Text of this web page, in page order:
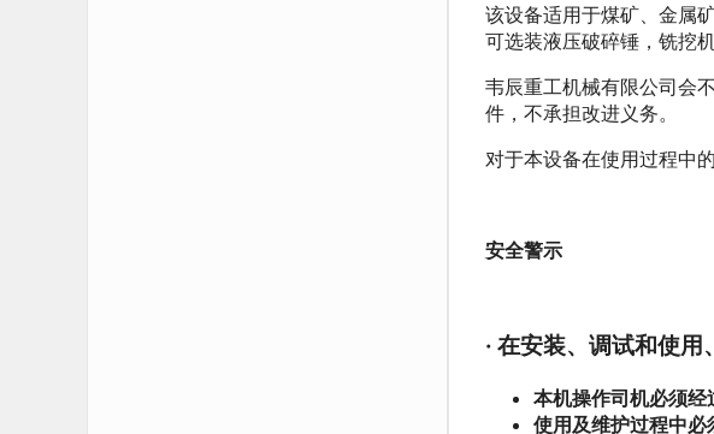
该设备适用于煤矿、金属
可选装液压破碎锤，铣挖
韦辰重工机械有限公司会
件，不承担改进义务。
对于本设备在使用过程中
安全警示
· 在安装、调试和使用
本机操作司机必须经
使用及维护过程中必